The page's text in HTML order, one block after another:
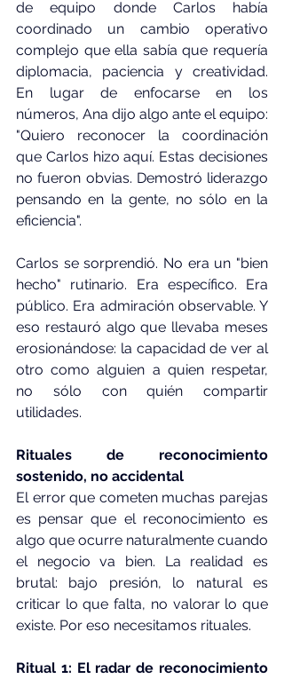
de equipo donde Carlos había
coordinado un cambio operativo
complejo que ella sabía que requería
diplomacia, paciencia y creatividad.
En lugar de enfocarse en los
números, Ana dijo algo ante el equipo:
"Quiero reconocer la coordinación
que Carlos hizo aquí. Estas decisiones
no fueron obvias. Demostró liderazgo
pensando en la gente, no sólo en la
eficiencia".
Carlos se sorprendió. No era un "bien
hecho" rutinario. Era específico. Era
público. Era admiración observable. Y
eso restauró algo que llevaba meses
erosionándose: la capacidad de ver al
otro como alguien a quien respetar,
no sólo con quién compartir
utilidades.
Rituales de reconocimiento
sostenido, no accidental
El error que cometen muchas parejas
es pensar que el reconocimiento es
algo que ocurre naturalmente cuando
el negocio va bien. La realidad es
brutal: bajo presión, lo natural es
criticar lo que falta, no valorar lo que
existe. Por eso necesitamos rituales.
Ritual 1: El radar de reconocimiento